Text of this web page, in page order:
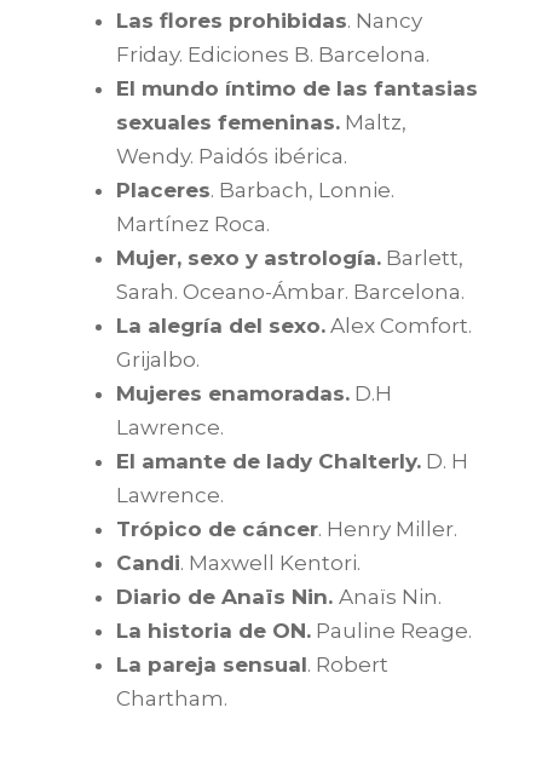
Las flores prohibidas. Nancy
Friday. Ediciones B. Barcelona.
El mundo íntimo de las fantasias
sexuales femeninas. Maltz,
Wendy. Paidós ibérica.
Placeres. Barbach, Lonnie.
Martínez Roca.
Mujer, sexo y astrología. Barlett,
Sarah. Oceano-Ámbar. Barcelona.
La alegría del sexo. Alex Comfort.
Grijalbo.
Mujeres enamoradas. D.H
Lawrence.
El amante de lady Chalterly. D. H
Lawrence.
Trópico de cáncer. Henry Miller.
Candi. Maxwell Kentori.
Diario de Anaïs Nin. Anaïs Nin.
La historia de ON. Pauline Reage.
La pareja sensual. Robert
Chartham.